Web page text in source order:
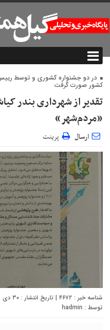
در دو جشنواره کشوری و توسط
کشور صورت گرفت
تقدیر از شهرداری بندر
«مردم‌شهر»
ارسال پرینت
شناسه خبر : ۴۶۷۲ | تاریخ انتشار : ۳۰ دی ۱۴۰۲ - ۱۰:۱۱ | تعداد دیدگاه :
توسط : hadmin